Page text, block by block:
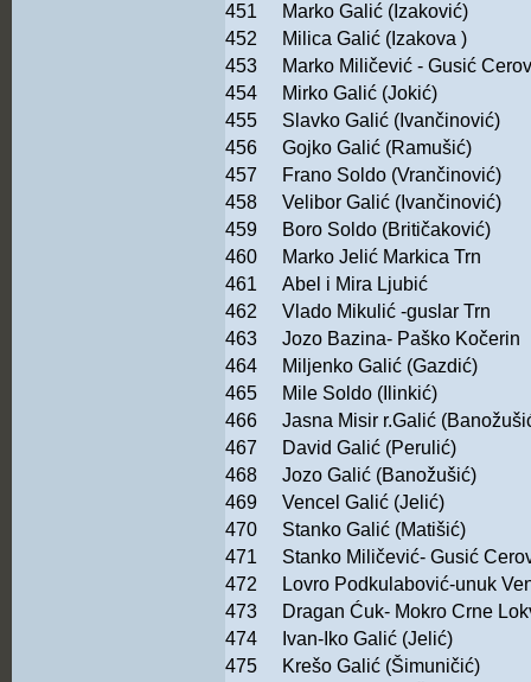
451
Marko Galić (Izaković)
452
Milica Galić (Izakova )
453
Marko Miličević - Gusić
454
Mirko Galić (Jokić)
455
Slavko Galić (Ivančinović)
456
Gojko Galić (Ramušić)
457
Frano Soldo (Vrančinović)
458
Velibor Galić (Ivančinović)
459
Boro Soldo (Britičaković)
460
Marko Jelić Markica Trn
461
Abel i Mira Ljubić
462
Vlado Mikulić -guslar Trn
463
Jozo Bazina- Paško Kočerin
464
Miljenko Galić (Gazdić)
465
Mile Soldo (Ilinkić)
466
Jasna Misir r.Galić
467
David Galić (Perulić)
468
Jozo Galić (Banožušić)
469
Vencel Galić (Jelić)
470
Stanko Galić (Matišić)
471
Stanko Miličević- Gusić
472
Lovro Podkulabović-unuk
473
Dragan Ćuk- Mokro Crne
474
Ivan-Iko Galić (Jelić)
475
Krešo Galić (Šimuničić)